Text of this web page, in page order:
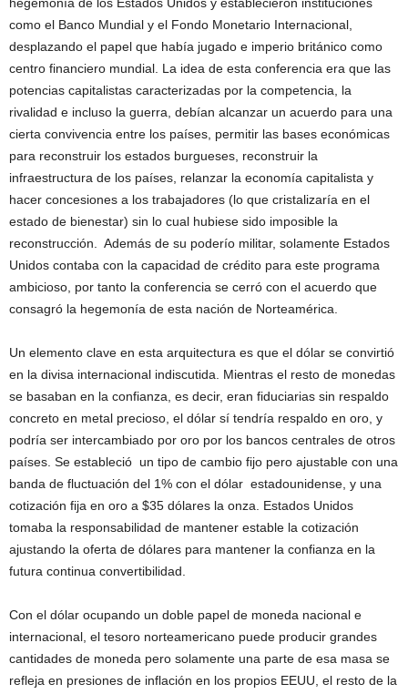
como el Banco Mundial y el Fondo Monetario Internacional,
desplazando el papel que había jugado e imperio británico como
centro financiero mundial. La idea de esta conferencia era que las
potencias capitalistas caracterizadas por la competencia, la
rivalidad e incluso la guerra, debían alcanzar un acuerdo para una
cierta convivencia entre los países, permitir las bases económicas
para reconstruir los estados burgueses, reconstruir la
infraestructura de los países, relanzar la economía capitalista y
hacer concesiones a los trabajadores (lo que cristalizaría en el
estado de bienestar) sin lo cual hubiese sido imposible la
reconstrucción. Además de su poderío militar, solamente Estados
Unidos contaba con la capacidad de crédito para este programa
ambicioso, por tanto la conferencia se cerró con el acuerdo que
consagró la hegemonía de esta nación de Norteamérica.
Un elemento clave en esta arquitectura es que el dólar se convirtió
en la divisa internacional indiscutida. Mientras el resto de monedas
se basaban en la confianza, es decir, eran fiduciarias sin respaldo
concreto en metal precioso, el dólar sí tendría respaldo en oro, y
podría ser intercambiado por oro por los bancos centrales de otros
países. Se estableció un tipo de cambio fijo pero ajustable con una
banda de fluctuación del 1% con el dólar estadounidense, y una
cotización fija en oro a $35 dólares la onza. Estados Unidos
tomaba la responsabilidad de mantener estable la cotización
ajustando la oferta de dólares para mantener la confianza en la
futura continua convertibilidad.
Con el dólar ocupando un doble papel de moneda nacional e
internacional, el tesoro norteamericano puede producir grandes
cantidades de moneda pero solamente una parte de esa masa se
refleja en presiones de inflación en los propios EEUU, el resto de la